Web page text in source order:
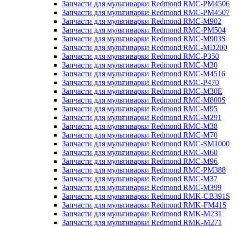
Запчасти для мультиварки Redmond RMC-PM4506
Запчасти для мультиварки Redmond RMC-PM4507
Запчасти для мультиварки Redmond RMC-M902
Запчасти для мультиварки Redmond RMC-PM504
Запчасти для мультиварки Redmond RMC-M903S
Запчасти для мультиварки Redmond RMC-MD200
Запчасти для мультиварки Redmond RMC-P350
Запчасти для мультиварки Redmond RMC-M30
Запчасти для мультиварки Redmond RMC-M4516
Запчасти для мультиварки Redmond RMC-P470
Запчасти для мультиварки Redmond RMC-M30E
Запчасти для мультиварки Redmond RMC-M800S
Запчасти для мультиварки Redmond RMC-M95
Запчасти для мультиварки Redmond RMC-M291
Запчасти для мультиварки Redmond RMC-M38
Запчасти для мультиварки Redmond RMC-M70
Запчасти для мультиварки Redmond RMC-SM1000
Запчасти для мультиварки Redmond RMC-M60
Запчасти для мультиварки Redmond RMC-M96
Запчасти для мультиварки Redmond RMC-PM388
Запчасти для мультиварки Redmond RMC-M37
Запчасти для мультиварки Redmond RMC-M399
Запчасти для мультиварки Redmond RMK-CB391S
Запчасти для мультиварки Redmond RMK-FM41S
Запчасти для мультиварки Redmond RMK-M231
Запчасти для мультиварки Redmond RMK-M271